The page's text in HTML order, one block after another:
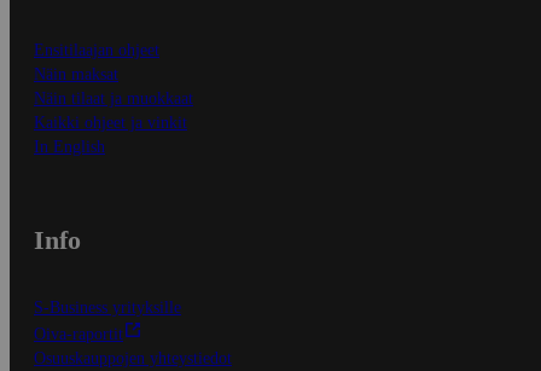
Ensitilaajan ohjeet
Näin maksat
Näin tilaat ja muokkaat
Kaikki ohjeet ja vinkit
In English
Info
S-Business yrityksille
Oiva-raportit
Osuuskauppojen yhteystiedot